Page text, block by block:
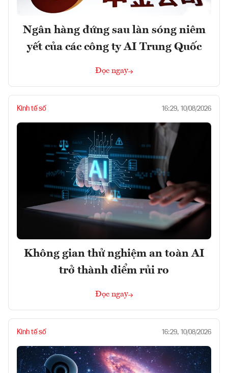
Ngân hàng đứng sau làn sóng niêm
yết của các công ty AI Trung Quốc
Đọc ngay
Kinh tế số 16:29, 10/08/2026
Không gian thử nghiệm an toàn AI
trở thành điểm rủi ro
Đọc ngay
Kinh tế số 16:29, 10/08/2026